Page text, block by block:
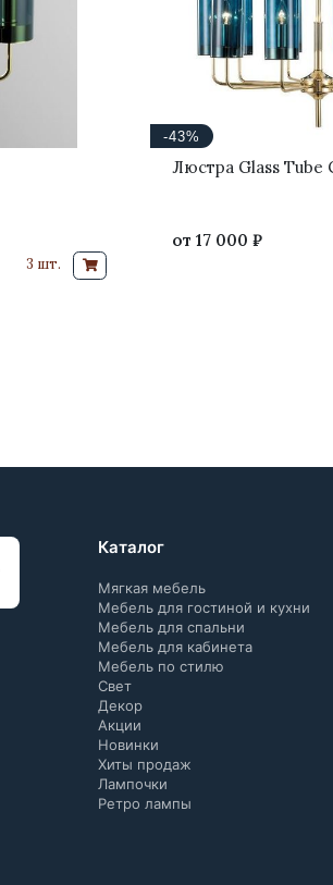
3 шт.
-43%
Люстра Glass Tube
от 17 000 ₽
Каталог
Мягкая мебель
Мебель для гостиной и кухни
Мебель для спальни
Мебель для кабинета
Мебель по стилю
Свет
Декор
Акции
Новинки
Хиты продаж
Лампочки
Ретро лампы